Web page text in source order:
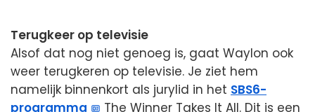
Terugkeer op televisie
Alsof dat nog niet genoeg is, gaat Waylon ook
weer terugkeren op televisie. Je ziet hem
namelijk binnenkort als jurylid in het SBS6-
programma
The Winner Takes It All. Dit is een